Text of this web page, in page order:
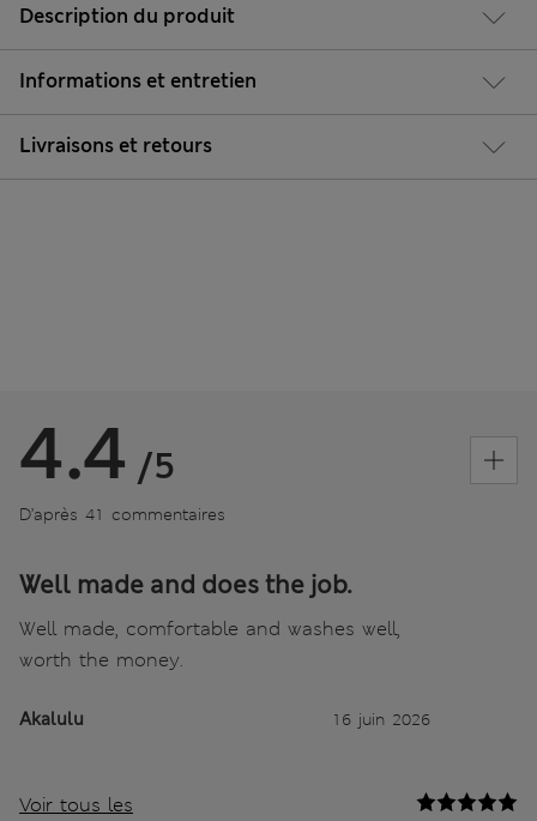
Description du produit
Informations et entretien
Livraisons et retours
4.4 /5
D’après 41 commentaires
Well made and does the job.
Well made, comfortable and washes well,
worth the money.
Akalulu 16 juin 2026
Voir tous les